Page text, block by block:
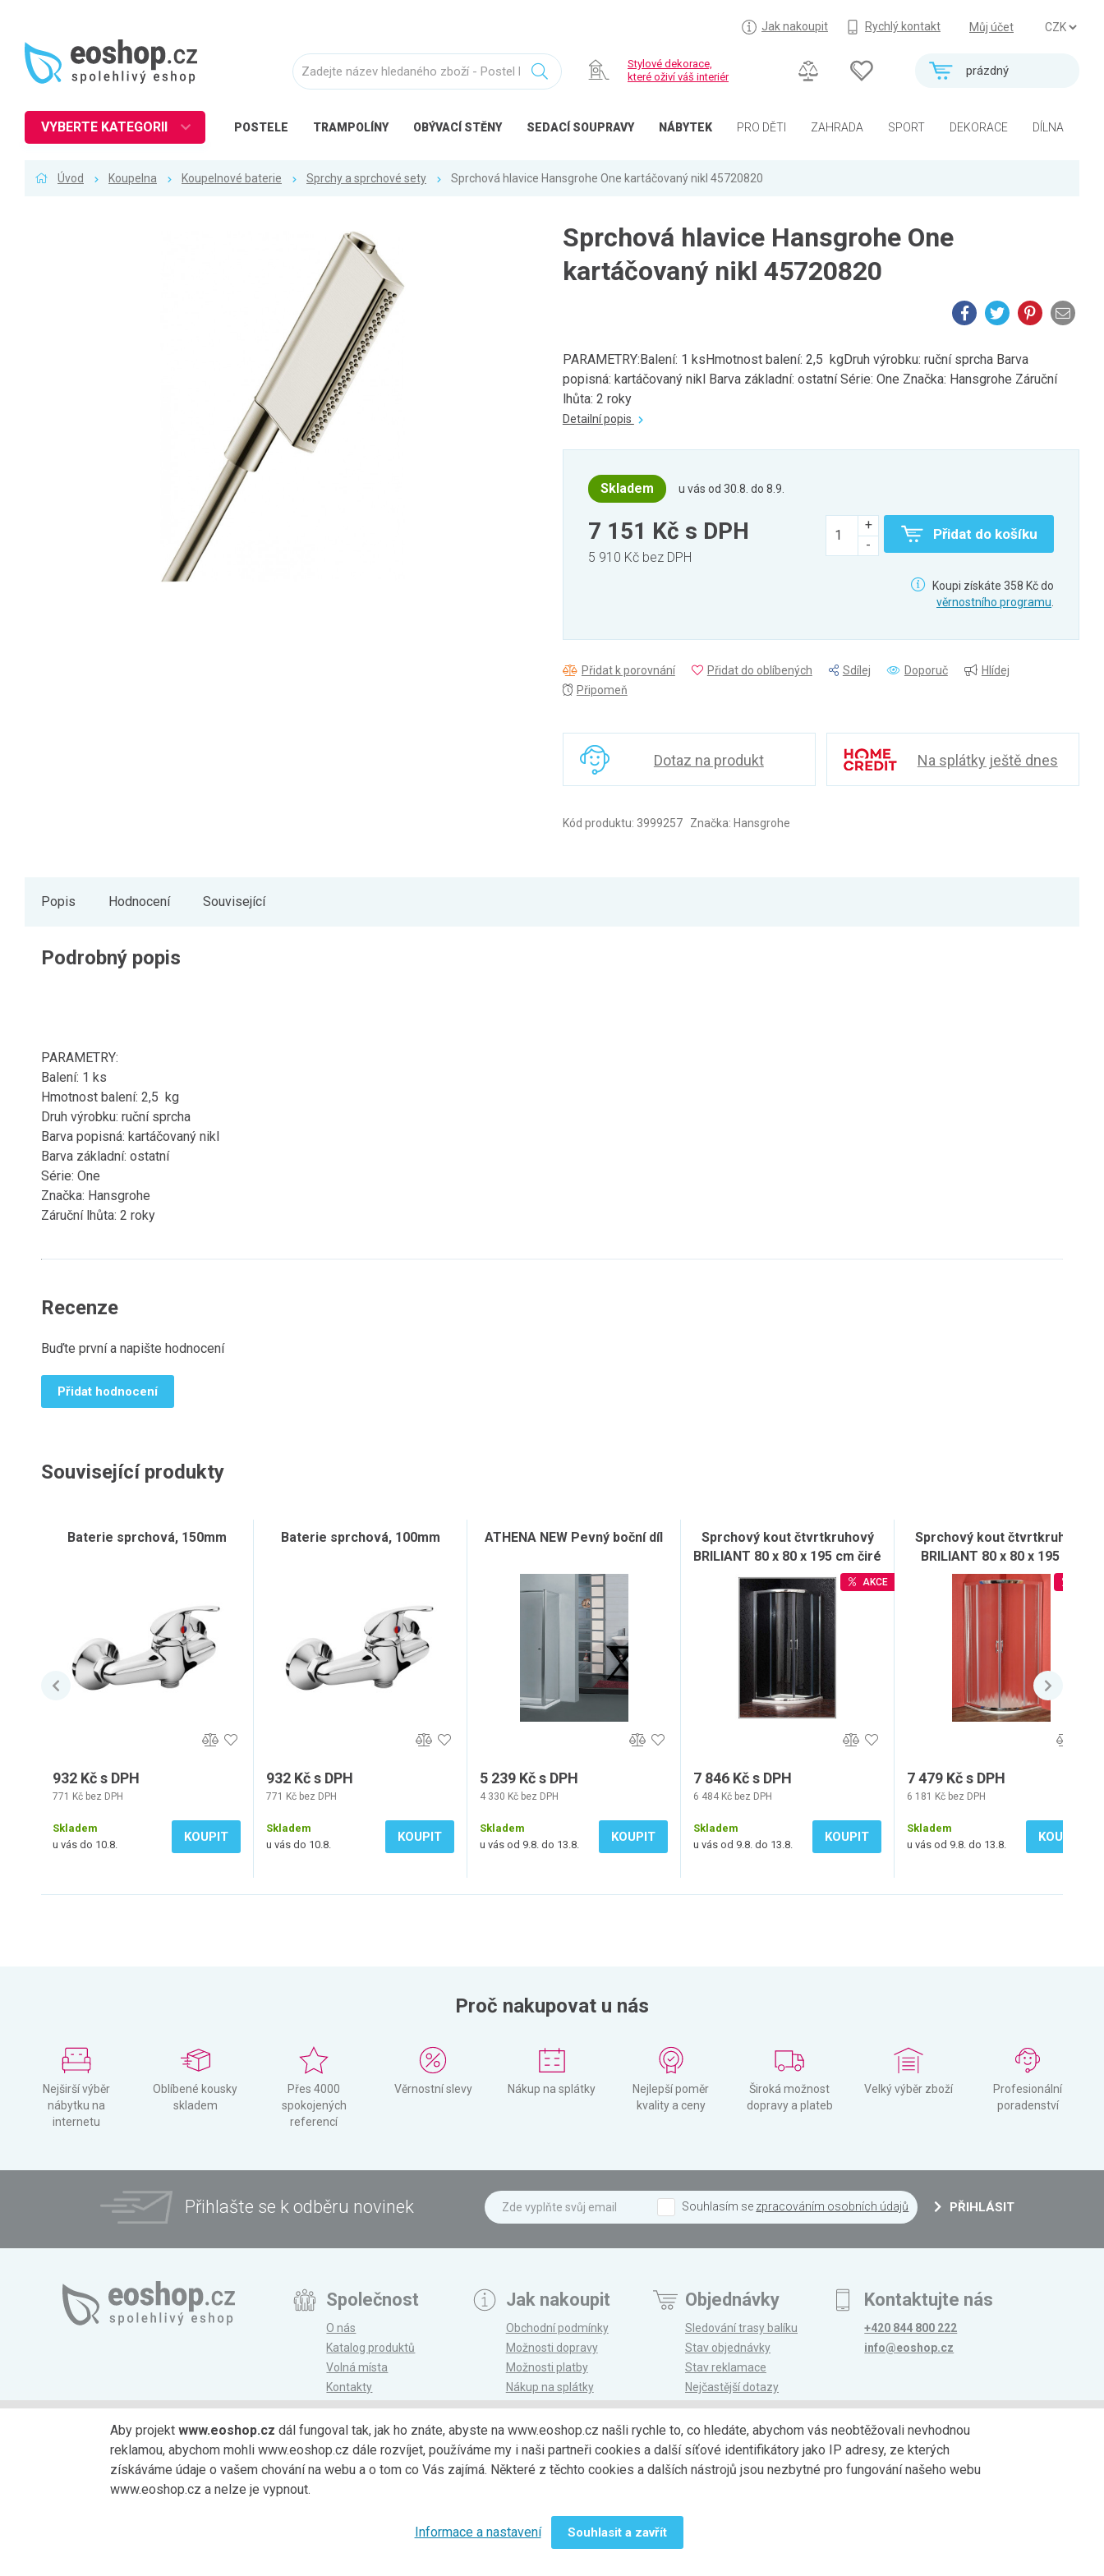
Můj účet
Jak nakoupit Rychlý kontakt
prázdný
Stylové dekorace,
které oživí váš interiér
POSTELE TRAMPOLÍNY OBÝVACÍ STĚNY SEDACÍ SOUPRAVY NÁBYTEK PRO DĚTI ZAHRADA SPORT DEKORACE DÍLNA
VYBERTE KATEGORII
Úvod Koupelna Koupelnové baterie Sprchy a sprchové sety Sprchová hlavice Hansgrohe One kartáčovaný nikl 45720820
Sprchová hlavice Hansgrohe One
kartáčovaný nikl 45720820
PARAMETRY:Balení: 1 ksHmotnost balení: 2,5 kgDruh výrobku: ruční sprcha Barva
popisná: kartáčovaný nikl Barva základní: ostatní Série: One Značka: Hansgrohe Záruční
lhůta: 2 roky
Detailní popis
Skladem u vás od 30.8. do 8.9.
7 151 Kč s DPH
5 910 Kč bez DPH
Přidat do košíku
Koupi získáte 358 Kč do
věrnostního programu
Přidat k porovnání Přidat do oblíbených Sdílej Doporuč
Hlídej
Připomeň
Dotaz na produkt Na splátky ještě dnes
Kód produktu: 3999257 Značka: Hansgrohe
Popis Hodnocení Související
Podrobný popis
PARAMETRY:
Balení: 1 ks
Hmotnost balení: 2,5 kg
Druh výrobku: ruční sprcha
Barva popisná: kartáčovaný nikl
Barva základní: ostatní
Série: One
Značka: Hansgrohe
Záruční lhůta: 2 roky
Recenze
Buďte první a napište hodnocení
Přidat hodnocení
Související produkty
Baterie sprchová, 150mm
932 Kč s DPH
771 Kč bez DPH
Skladem
u vás do 10.8.
KOUPIT
Baterie sprchová, 100mm
932 Kč s DPH
771 Kč bez DPH
Skladem
u vás do 10.8.
KOUPIT
ATHENA NEW Pevný boční díl
5 239 Kč s DPH
4 330 Kč bez DPH
Skladem
u vás od 9.8. do 13.8.
KOUPIT
Sprchový kout čtvrtkruhový
BRILIANT 80 x 80 x 195 cm čiré
sklo
AKCE
7 846 Kč s DPH
6 484 Kč bez DPH
Skladem
u vás od 9.8. do 13.8.
KOUPIT
Sprchový kout čtvrtkruhový
BRILIANT 80 x 80 x 195 cm
chinchila sklo
7 479 Kč s DPH
6 181 Kč bez DPH
Skladem
u vás od 9.8. do 13.8.
KOUPIT
Proč nakupovat u nás
Nejširší výběr
nábytku na
internetu
Oblíbené kousky
skladem
Přes 4000
spokojených
referencí
Věrnostní slevy Nákup na splátky
Nejlepší poměr
kvality a ceny
Široká možnost
dopravy a plateb
Velký výběr zboží
Profesionální
poradenství
Přihlašte se k odběru novinek Souhlasím se zpracováním osobních údajů PŘIHLÁSIT
Společnost
O nás
Katalog produktů
Volná místa
Kontakty
Magazín
Jak nakoupit
Obchodní podmínky
Možnosti dopravy
Možnosti platby
Nákup na splátky
Reklamace a vrácení
Objednávky
Sledování trasy balíku
Stav objednávky
Stav reklamace
Nejčastější dotazy
Kontaktujte nás
+420 844 800 222
info@eoshop.cz
Možnosti platby Možnosti dopravy Partneři
Aby projektwww.eoshop.cz dál fungoval tak, jak ho znáte, abyste na www.eoshop.cz našli rychle to, co hledáte, abychom vás neobtěžovali nevhodnou
reklamou, abychom mohli www.eoshop.cz dále rozvíjet, používáme my i naši partneři cookies a další síťové identifikátory jako IP adresy, ze kterých
získáváme údaje o vašem chování na webu a o tom co Vás zajímá. Některé z těchto cookies a dalších nástrojů jsou nezbytné pro fungování našeho webu
www.eoshop.cz a nelze je vypnout.
Informace a nastavení Souhlasit a zavřít